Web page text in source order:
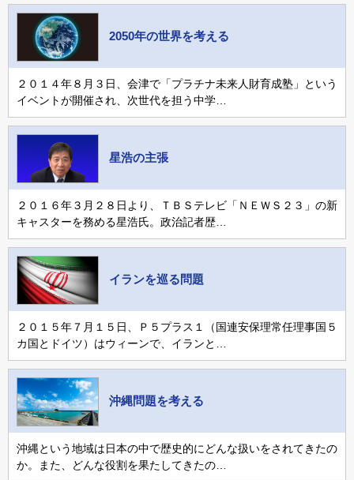
2050年の世界を考える
２０１４年８月３日、会津で「プラチナ未来人財育成塾」という
イベントが開催され、次世代を担う中学…
星浩の主張
２０１６年３月２８日より、ＴＢＳテレビ「ＮＥＷＳ２３」の新
キャスターを務める星浩氏。政治記者歴…
イランを巡る問題
２０１５年７月１５日、Ｐ５プラス１（国連安保理常任理事国５
カ国とドイツ）はウィーンで、イランと…
沖縄問題を考える
沖縄という地域は日本の中で歴史的にどんな扱いをされてきたの
か。また、どんな役割を果たしてきたの…